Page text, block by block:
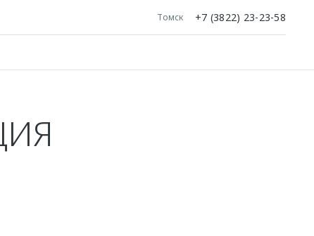
Томск +7 (3822) 23-23-58